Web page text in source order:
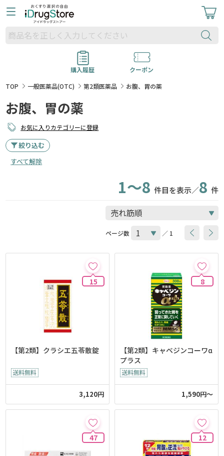
購入履歴
クーポン
TOP
一般医薬品(OTC) 第2類医薬品 お腹、胃の薬
お腹、胃の薬
お気に入りカテゴリーに登録
絞り込む
すべて解除
1～8 件目を表示／8 件
ページ数 ／ 1
15
【第2類】クラシエ五苓散錠
3,120円
8
【第2類】キャベジンコーワα
プラス
1,590円～
47 12